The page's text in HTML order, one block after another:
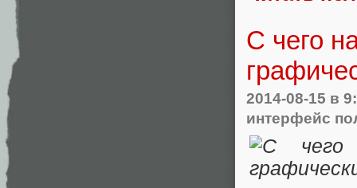
С чего
2014-08-15 в
интерфейс